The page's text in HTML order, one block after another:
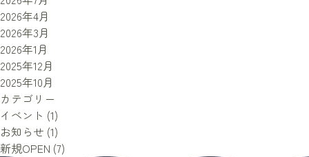
Starsの沿革
メッセージ
役員紹介
求人・採用情報
2026年4月
2026年3月
2026年1月
2025年12月
2025年10月
カテゴリー
イベント (1)
お知らせ (1)
新規OPEN (7)